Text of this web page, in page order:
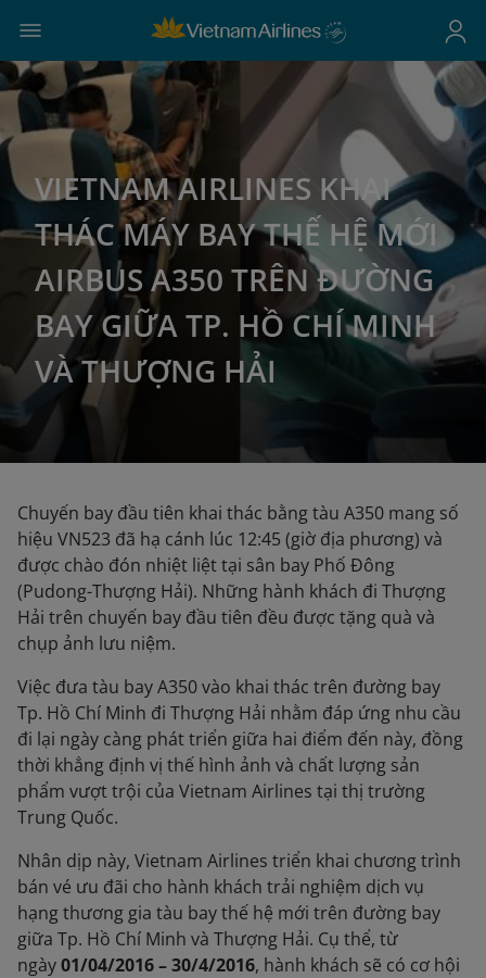
VIETNAM AIRLINES KHAI
THÁC MÁY BAY THẾ HỆ MỚI
AIRBUS A350 TRÊN ĐƯỜNG
BAY GIỮA TP. HỒ CHÍ MINH
VÀ THƯỢNG HẢI
Chuyến bay đầu tiên khai thác bằng tàu A350 mang số
hiệu VN523 đã hạ cánh lúc 12:45 (giờ địa phương) và
được chào đón nhiệt liệt tại sân bay Phố Đông
(Pudong-Thượng Hải). Những hành khách đi Thượng
Hải trên chuyến bay đầu tiên đều được tặng quà và
chụp ảnh lưu niệm.
Việc đưa tàu bay A350 vào khai thác trên đường bay
Tp. Hồ Chí Minh đi Thượng Hải nhằm đáp ứng nhu cầu
đi lại ngày càng phát triển giữa hai điểm đến này, đồng
thời khẳng định vị thế hình ảnh và chất lượng sản
phẩm vượt trội của Vietnam Airlines tại thị trường
Trung Quốc.
Nhân dịp này, Vietnam Airlines triển khai chương trình
bán vé ưu đãi cho hành khách trải nghiệm dịch vụ
hạng thương gia tàu bay thế hệ mới trên đường bay
giữa Tp. Hồ Chí Minh và Thượng Hải. Cụ thể, từ
ngày01/04/2016 – 30/4/2016, hành khách sẽ có cơ hội